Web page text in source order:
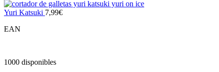
Yuri Katsuki 7,99€
EAN
1000 disponibles